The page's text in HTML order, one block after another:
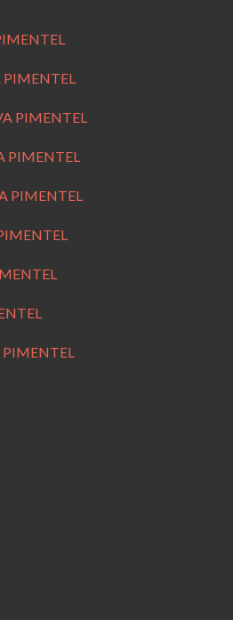
PIMENTEL
PIMENTEL
PIMENTEL
PIMENTEL
PIMENTEL